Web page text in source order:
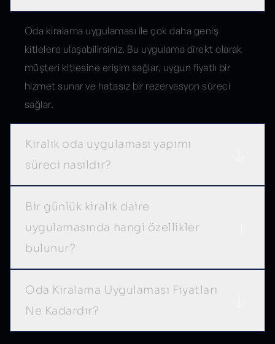
Oda kiralama uygulaması ile çok daha geniş
kitlelere ulaşabilirsiniz. Bu uygulama direkt olarak
müşteri kitlesine erişim sağlar, uygun fiyatlı bir
hizmet sunar ve hatasız bir rezervasyon süreci
sağlar.
Kiralık oda uygulaması yapımı
süreci nasıldır?
Bir günlük kiralık daire
uygulamasında hangi özellikler
bulunur?
Oda Kiralama Uygulaması Fiyatları
Ne Kadardır?